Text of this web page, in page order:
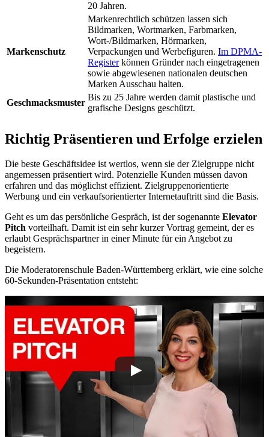
20 Jahren.
Markenschutz
Markenrechtlich schützen lassen sich
Bildmarken, Wortmarken, Farbmarken,
Wort-/Bildmarken, Hörmarken,
Verpackungen und Werbefiguren. Im DPMA-
Registerkönnen Gründer nach eingetragenen
sowie abgewiesenen nationalen deutschen
Marken Ausschau halten.
Geschmacksmuster
Bis zu 25 Jahre werden damit plastische und
grafische Designs geschützt.
Richtig Präsentieren und Erfolge erzielen
Die beste Geschäftsidee ist wertlos, wenn sie der Zielgruppe nicht
angemessen präsentiert wird. Potenzielle Kunden müssen davon
erfahren und das möglichst effizient. Zielgruppenorientierte
Werbung und ein verkaufsorientierter Internetauftritt sind die Basis.
Geht es um das persönliche Gespräch, ist der sogenannte Elevator
Pitch vorteilhaft. Damit ist ein sehr kurzer Vortrag gemeint, der es
erlaubt Gesprächspartner in einer Minute für ein Angebot zu
begeistern.
Die Moderatorenschule Baden-Württemberg erklärt, wie eine solche
60-Sekunden-Präsentation entsteht: